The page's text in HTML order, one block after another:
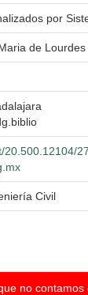
por
de Lourdes
20.500.12104/
Civil
no